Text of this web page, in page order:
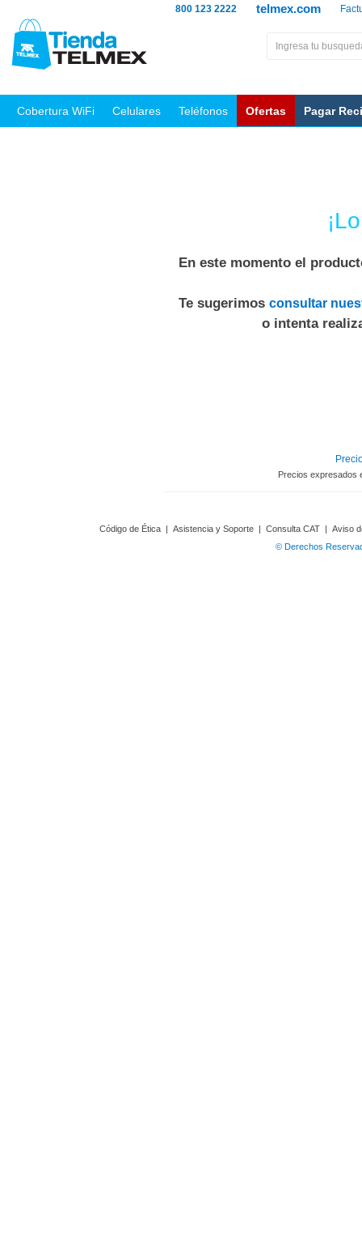
telmex.com
800 123 2222
Cobertura WiFi Celulares Teléfonos Ofertas Pagar
En este momento el
Te sugerimos consultar
o intenta
Precios expresados
Código de Ética | Asistencia y Soporte | Consulta CAT | Aviso
© Derechos